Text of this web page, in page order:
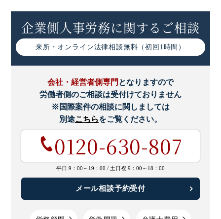
企業側人事労務に関するご相談
来所・オンライン法律相談無料（初回1時間）
会社・経営者側専門 となりますので
労働者側のご相談は受付けておりません
※国際案件の相談に関しましては
別途こちらをご覧ください。
0120-630-807
平日 9：00～19：00 / 土日祝 9：00～18：00
メール相談予約受付